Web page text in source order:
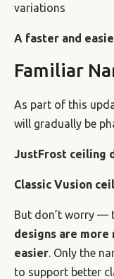
variations
A faster and
Familiar
As part of this
will gradually be
JustFrost ceiling
Classic Vusion
But don’t worry —
designs are more
easier. Only the
to support better